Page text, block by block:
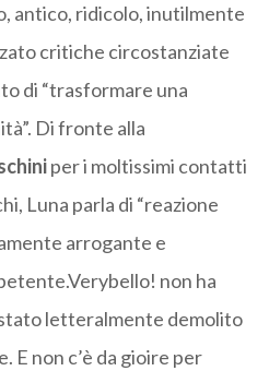
antico, ridicolo, inutilmente
critiche circostanziate
di “trasformare una
Di fronte alla
per i moltissimi contatti
Luna parla di “reazione
arrogante e
non ha
letteralmente demolito
E non c’è da gioire per